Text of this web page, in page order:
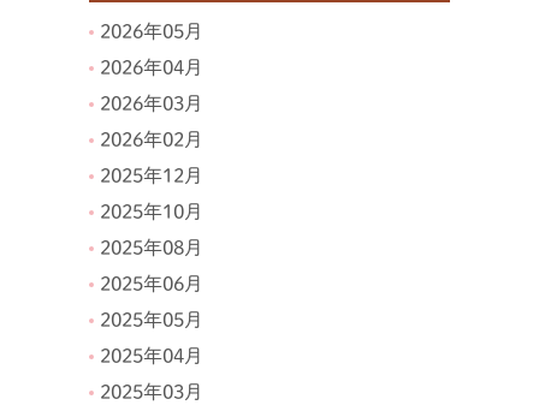
2026年05月
2026年04月
2026年03月
2026年02月
2025年12月
2025年10月
2025年08月
2025年06月
2025年05月
2025年04月
2025年03月